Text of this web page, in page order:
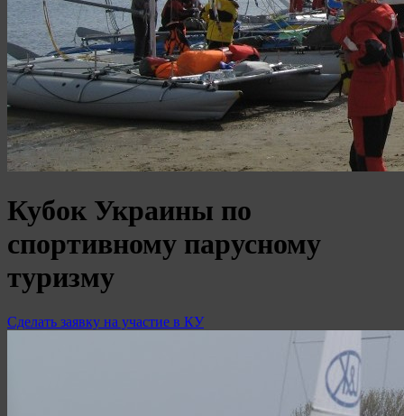
Кубок Украины по
спортивному парусному
туризму
Сделать заявку на участие в КУ